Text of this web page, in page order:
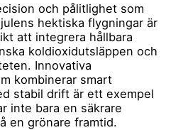
och pålitlighet som
hektiska flygningar är
att integrera hållbara
koldioxidutsläppen och
Innovativa
kombinerar smart
stabil drift är ett exempel
inte bara en säkrare
en grönare framtid.